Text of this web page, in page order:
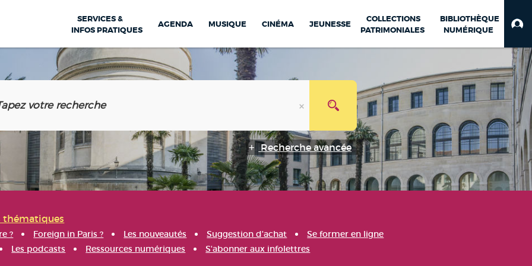
SERVICES &
INFOS PRATIQUES
AGENDA MUSIQUE CINÉMA JEUNESSE
COLLECTIONS
PATRIMONIALES
BIBLIOTHÈQUE
NUMÉRIQUE
Recherche avancée
thématiques
? Foreign in Paris ? Les nouveautés Suggestion d'achat
Se former en ligne
Les podcasts Ressources numériques S'abonner aux infolettres